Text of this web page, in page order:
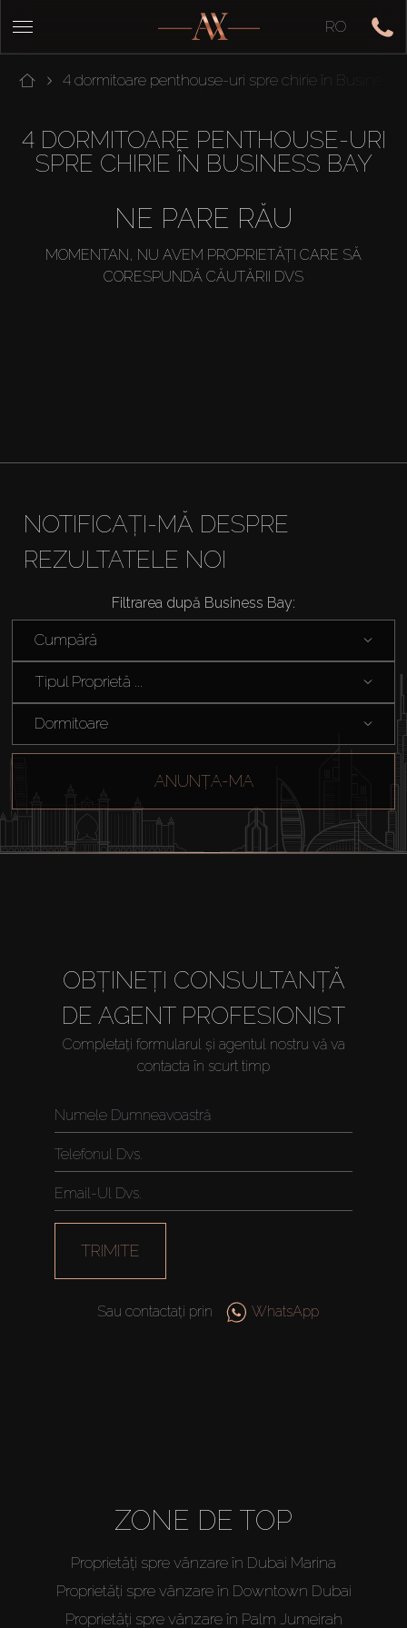
RO
4 dormitoare penthouse-uri spre chirie în Business
4 DORMITOARE PENTHOUSE-URI
SPRE CHIRIE ÎN BUSINESS BAY
NE PARE RĂU
MOMENTAN, NU AVEM PROPRIETĂȚI CARE SĂ
CORESPUNDĂ CĂUTĂRII DVS
NOTIFICAȚI-MĂ DESPRE
REZULTATELE NOI
Filtrarea după Business Bay:
Cumpără
Tipul Proprietă ...
Dormitoare
ANUNȚA-MA
OBȚINEȚI CONSULTANȚĂ
DE AGENT PROFESIONIST
Completați formularul și agentul nostru vă va
contacta în scurt timp
TRIMITE
Sau contactați prin WhatsApp
ZONE DE TOP
Proprietăți spre vânzare în Dubai Marina
Proprietăți spre vânzare în Downtown Dubai
Proprietăți spre vânzare în Palm Jumeirah